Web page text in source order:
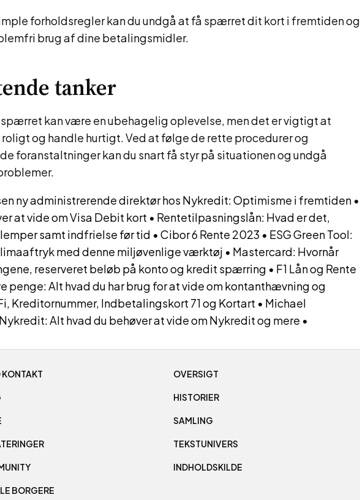
forholdsregler kan du undgå at få spærret dit kort i fremtiden og
brug af dine betalingsmidler.
tanker
kan være en ubehagelig oplevelse, men det er vigtigt at
og handle hurtigt. Ved at følge de rette procedurer og
foranstaltninger kan du snart få styr på situationen og undgå
ny administrerende direktør hos Nykredit: Optimisme i fremtiden •
at vide om Visa Debit kort • Rentetilpasningslån: Hvad er det,
samt indfrielse før tid • Cibor 6 Rente 2023 • ESG Green Tool:
med denne miljøvenlige værktøj • Mastercard: Hvornår
reserveret beløb på konto og kredit spærring • F1 Lån og Rente
penge: Alt hvad du har brug for at vide om kontanthævning og
Kreditornummer, Indbetalingskort 71 og Kortart • Michael
Alt hvad du behøver at vide om Nykredit og mere •
KONTAKT
BORGERE
OVERSIGT
HISTORIER
SAMLING
TEKSTUNIVERS
INDHOLDSKILDE